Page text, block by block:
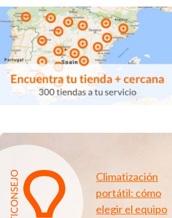
Climatización
portátil: cómo
elegir el equipo